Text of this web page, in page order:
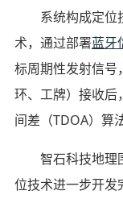
系统构成定位
术，通过部署蓝牙
标周期性发射信号
环、工牌）接收后
间差（TDOA）算
智石科技地理
位技术进一步开发